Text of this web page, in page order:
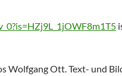
Wolfgang Ott. Text- und